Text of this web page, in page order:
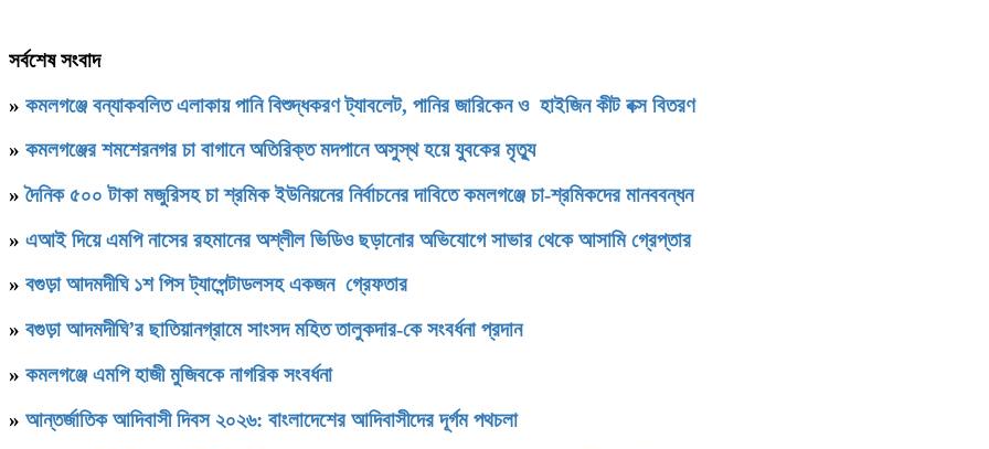
সর্বশেষ সংবাদ
» কমলগঞ্জে বন্যাকবলিত এলাকায় পানি বিশুদ্ধকরণ ট্যাবলেট, পানির জারিকেন ও হাইজিন কীট বক্স বিতরণ
» কমলগঞ্জের শমশেরনগর চা বাগানে অতিরিক্ত মদপানে অসুস্থ হয়ে যুবকের মৃত্যু
»দৈনিক ৫০০ টাকা মজুরিসহ চা শ্রমিক ইউনিয়নের নির্বাচনের দাবিতে কমলগঞ্জে চা-শ্রমিকদের মানববন্ধন
» এআই দিয়ে এমপি নাসের রহমানের অশ্লীল ভিডিও ছড়ানোর অভিযোগে সাভার থেকে আসামি গ্রেপ্তার
» বগুড়া আদমদীঘি ১শ পিস ট্যাপেন্টাডলসহ একজন গ্রেফতার
» বগুড়া আদমদীঘি’র ছাতিয়ানগ্রামে সাংসদ মহিত তালুকদার-কে সংবর্ধনা প্রদান
» কমলগঞ্জে এমপি হাজী মুজিবকে নাগরিক সংবর্ধনা
» আন্তর্জাতিক আদিবাসী দিবস ২০২৬: বাংলাদেশের আদিবাসীদের দূর্গম পথচলা